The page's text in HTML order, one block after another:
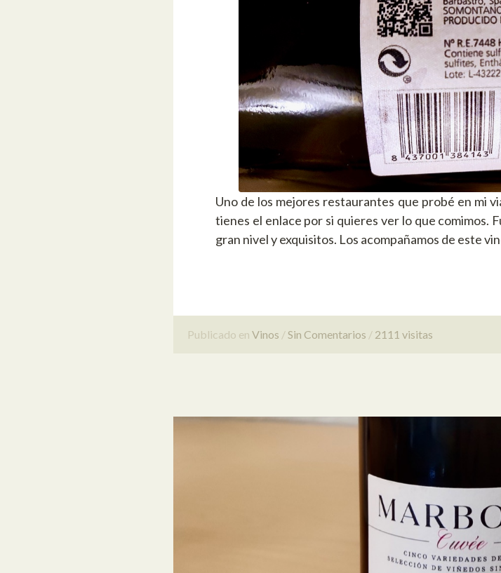
Uno de los mejores restaurantes que probé en mi
tienes el enlace por si quieres ver lo que comimos.
gran nivel y exquisitos. Los acompañamos de este
Publicado en Vinos Sin Comentarios 2111 visitas